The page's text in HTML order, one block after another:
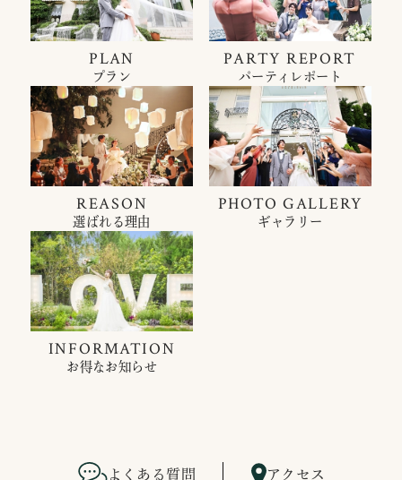
PLAN
プラン
PARTY REPORT
パーティレポート
REASON
選ばれる理由
PHOTO GALLERY
ギャラリー
INFORMATION
お得なお知らせ
よくある質問
アクセス